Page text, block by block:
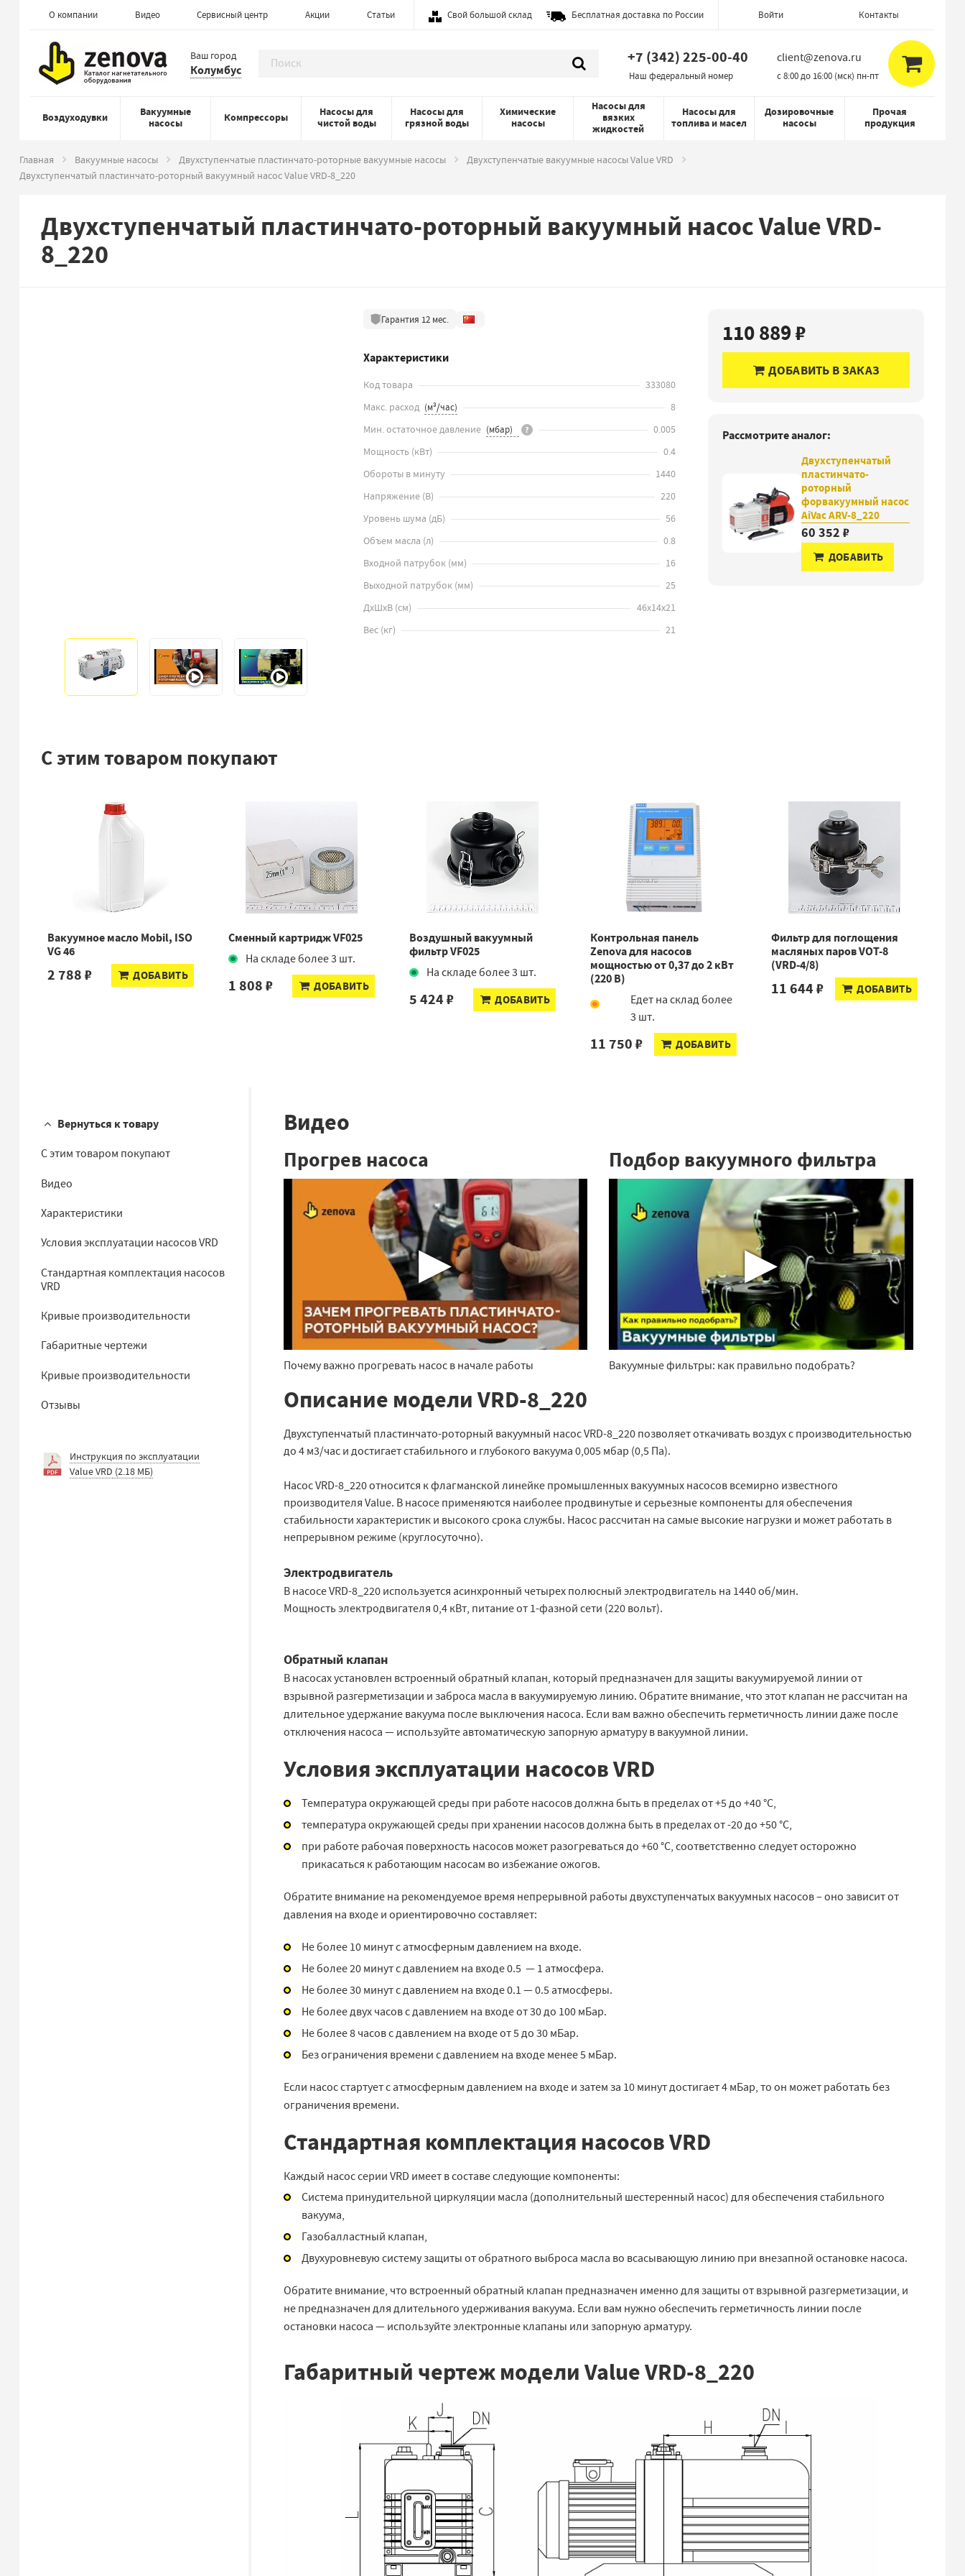
О компании Видео Сервисный центр Акции Статьи Свой большой склад Бесплатная доставка по России Войти Контакты
Ваш город
Колумбус
+7 (342) 225-00-40
Наш федеральный номер
client@zenova.ru
c 8:00 до 16:00 (мск) пн-пт
Воздуходувки
Вакуумные
насосы
Компрессоры
Насосы для
чистой воды
Насосы для
грязной воды
Химические
насосы
Насосы для
вязких
жидкостей
Насосы для
топлива и масел
Дозировочные
насосы
Прочая
продукция
Главная Вакуумные насосы Двухступенчатые пластинчато-роторные вакуумные насосы
Двухступенчатые вакуумные насосы Value VRD
Двухступенчатый пластинчато-роторный вакуумный насос Value VRD-8_220
Двухступенчатый пластинчато-роторный вакуумный насос Value VRD-
8_220
Гарантия 12 мес.
Характеристики
Код товара
333080
Макс. расход
8
Мин. остаточное давление
?
0.005
Мощность (кВт)
0.4
Обороты в минуту
1440
Напряжение (В)
220
Уровень шума (дБ)
56
Объем масла (л)
0.8
Входной патрубок (мм)
16
Выходной патрубок (мм)
25
ДхШхВ (см)
46х14х21
Вес (кг) 21
110 889 ₽
ДОБАВИТЬ В ЗАКАЗ
Рассмотрите аналог:
Двухступенчатый
пластинчато-
роторный
форвакуумный насос
AiVac ARV-8_220
60 352 ₽
ДОБАВИТЬ
С этим товаром покупают
Вакуумное масло Mobil, ISO
VG 46
2 788 ₽ ДОБАВИТЬ
Сменный картридж VF025
На складе более 3 шт.
1 808 ₽ ДОБАВИТЬ
Воздушный вакуумный
фильтр VF025
На складе более 3 шт.
5 424 ₽ ДОБАВИТЬ
Контрольная панель
Zenova для насосов
мощностью от 0,37 до 2 кВт
(220 В)
Едет на склад более
3 шт.
11 750 ₽ ДОБАВИТЬ
Фильтр для поглощения
масляных паров VOT-8
(VRD-4/8)
11 644 ₽ ДОБАВИТЬ
Вернуться к товару
С этим товаром покупают
Видео
Характеристики
Условия эксплуатации насосов VRD
Стандартная комплектация насосов
VRD
Кривые производительности
Габаритные чертежи
Кривые производительности
Отзывы
Инструкция по эксплуатации
Value VRD (2.18 МБ)
Видео
Прогрев насоса
▶
Почему важно прогревать насос в начале работы
Подбор вакуумного фильтра
▶
Вакуумные фильтры: как правильно подобрать?
Описание модели VRD-8_220
Двухступенчатый пластинчато-роторный вакуумный насос VRD-8_220 позволяет откачивать воздух с производительностью
до 4 м3/час и достигает стабильного и глубокого вакуума 0,005 мбар (0,5 Па).
Насос VRD-8_220 относится к флагманской линейке промышленных вакуумных насосов всемирно известного
производителя Value. В насосе применяются наиболее продвинутые и серьезные компоненты для обеспечения
стабильности характеристик и высокого срока службы. Насос рассчитан на самые высокие нагрузки и может работать в
непрерывном режиме (круглосуточно).
Электродвигатель
В насосе VRD-8_220 используется асинхронный четырех полюсный электродвигатель на 1440 об/мин.
Мощность электродвигателя 0,4 кВт, питание от 1-фазной сети (220 вольт).
Обратный клапан
В насосах установлен встроенный обратный клапан, который предназначен для защиты вакуумируемой линии от
взрывной разгерметизации и заброса масла в вакуумируемую линию. Обратите внимание, что этот клапан не рассчитан на
длительное удержание вакуума после выключения насоса. Если вам важно обеспечить герметичность линии даже после
отключения насоса — используйте автоматическую запорную арматуру в вакуумной линии.
Условия эксплуатации насосов VRD
Температура окружающей среды при работе насосов должна быть в пределах от +5 до +40 °C,
температура окружающей среды при хранении насосов должна быть в пределах от -20 до +50 °C,
при работе рабочая поверхность насосов может разогреваться до +60 °C, соответственно следует осторожно
прикасаться к работающим насосам во избежание ожогов.
Обратите внимание на рекомендуемое время непрерывной работы двухступенчатых вакуумных насосов – оно зависит от
давления на входе и ориентировочно составляет:
Не более 10 минут с атмосферным давлением на входе.
Не более 20 минут с давлением на входе 0.5 — 1 атмосфера.
Не более 30 минут с давлением на входе 0.1 — 0.5 атмосферы.
Не более двух часов с давлением на входе от 30 до 100 мБар.
Не более 8 часов с давлением на входе от 5 до 30 мБар.
Без ограничения времени с давлением на входе менее 5 мБар.
Если насос стартует с атмосферным давлением на входе и затем за 10 минут достигает 4 мБар, то он может работать без
ограничения времени.
Стандартная комплектация насосов VRD
Каждый насос серии VRD имеет в составе следующие компоненты:
Система принудительной циркуляции масла (дополнительный шестеренный насос) для обеспечения стабильного
вакуума,
Газобалластный клапан,
Двухуровневую систему защиты от обратного выброса масла во всасывающую линию при внезапной остановке насоса.
Обратите внимание, что встроенный обратный клапан предназначен именно для защиты от взрывной разгерметизации, и
не предназначен для длительного удерживания вакуума. Если вам нужно обеспечить герметичность линии после
остановки насоса — используйте электронные клапаны или запорную арматуру.
Габаритный чертеж модели Value VRD-8_220